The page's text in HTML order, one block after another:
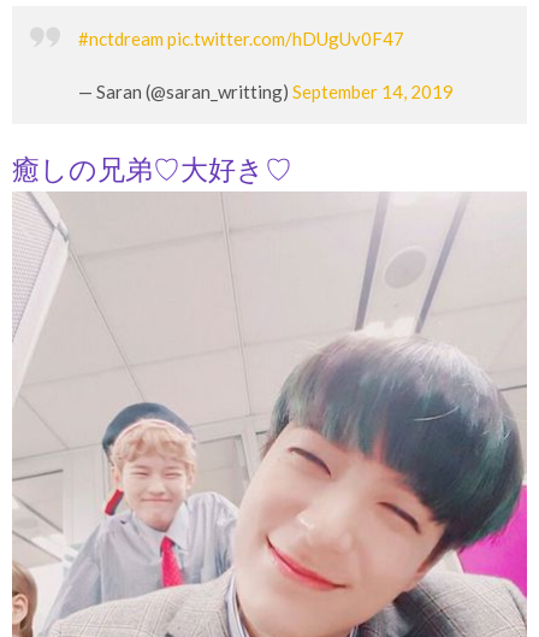
#nctdream pic.twitter.com/hDUgUv0F47
— Saran (@saran_writting) September 14, 2019
癒しの兄弟♡大好き♡